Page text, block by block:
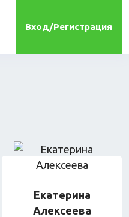
Вход/Регистрация
Екатерина
Алексеева